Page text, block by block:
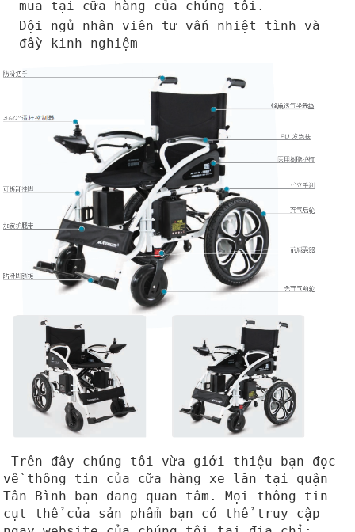
mua tại cữa hàng của chúng tôi.
Đội ngủ nhân viên tư vấn nhiệt tình và
đầy kinh nghiệm
Trên đây chúng tôi vừa giới thiệu bạn đọc
về thông tin của cữa hàng xe lăn tại quận
Tân Bình bạn đang quan tâm. Mọi thông tin
cụt thể của sản phẩm bạn có thể truy cập